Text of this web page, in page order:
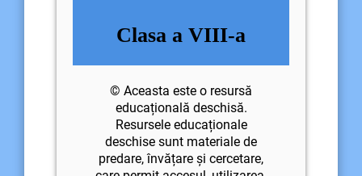
Clasa a VIII-a
© Aceasta este o resursă
educațională deschisă.
Resursele educaționale
deschise sunt materiale de
predare, învățare și cercetare,